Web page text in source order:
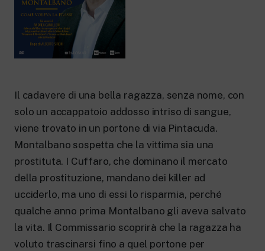
New 24 ore su 24: attualità, ultime notizie
e aggiornamenti.
Le redazioni regionali di RaiNews.
Rai TgR
Approfondimenti culturali su Arte,
Letteratura, Storia e molto altro.
Rai Cultura
Per le scuole secondarie di I e II grado,
l’Università, i Docenti e l’istruzione degli
adulti.
Rai Scuola
Il cadavere di una bella ragazza, senza nome, con
solo un accappatoio addosso intriso di sangue,
viene trovato in un portone di via Pintacuda.
Montalbano sospetta che la vittima sia una
prostituta. I Cuffaro, che dominano il mercato
della prostituzione, mandano dei killer ad
ucciderlo, ma uno di essi lo risparmia, perché
qualche anno prima Montalbano gli aveva salvato
la vita. Il Commissario scoprirà che la ragazza ha
voluto trascinarsi fino a quel portone per